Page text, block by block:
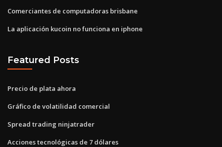
Comerciantes de computadoras brisbane
La aplicación kucoin no funciona en iphone
Featured Posts
Precio de plata ahora
Gráfico de volatilidad comercial
Spread trading ninjatrader
Acciones tecnológicas de 7 dólares